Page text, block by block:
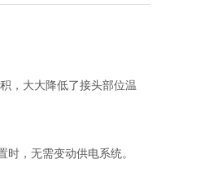
，大大降低了接头部位温
，无需变动供电系统。